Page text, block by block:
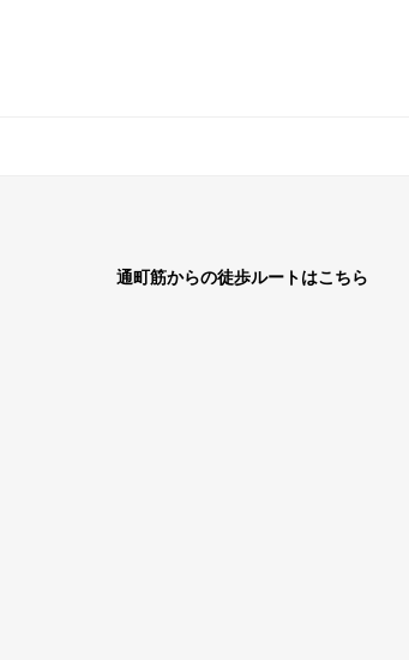
通町筋からの徒歩ルートはこちら